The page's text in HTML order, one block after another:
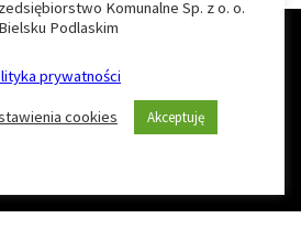
strony(cookies) w celu
wygody podczas korzystania
na ten temat znajduje się na
Politykę prywatności
Komunalne Sp. z o. o.
Podlaskim
prywatności
cookies Akceptuję